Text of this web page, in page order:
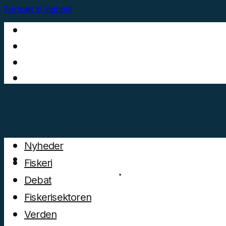
Fortsæt til indhold
Nyheder
Fiskeri
Debat
Fiskerisektoren
Verden